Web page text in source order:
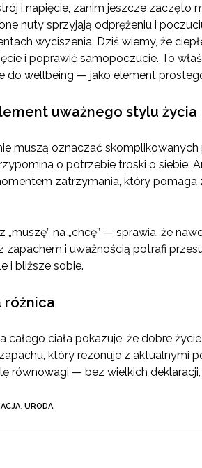
i napięcie, zanim jeszcze zaczęto
nuty sprzyjają odprężeniu i
wyciszenia. Dziś wiemy, że
i poprawić samopoczucie. To
do wellbeing — jako element
uważnego stylu życia
muszą oznaczać
o potrzebie troski o siebie.
zatrzymania, który
na „chcę” — sprawia, że
zapachem i uważnością potrafi
i bliższe sobie.
różnica
ciała pokazuje, że dobre
który rezonuje z aktualnymi
równowagi — bez wielkich
, URODA